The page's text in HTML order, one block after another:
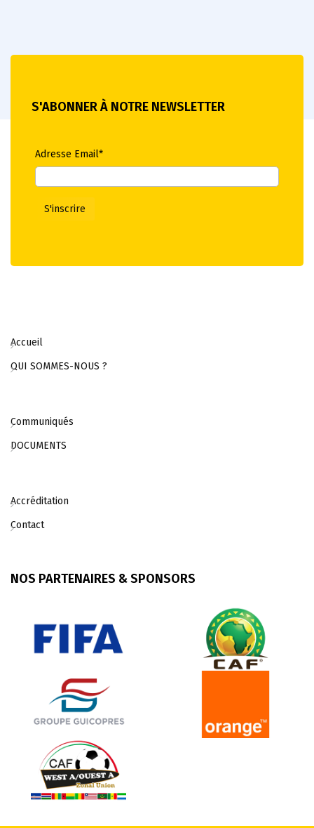
S'ABONNER À NOTRE NEWSLETTER
Adresse Email*
Accueil
QUI SOMMES-NOUS ?
Communiqués
DOCUMENTS
Accréditation
Contact
NOS PARTENAIRES & SPONSORS